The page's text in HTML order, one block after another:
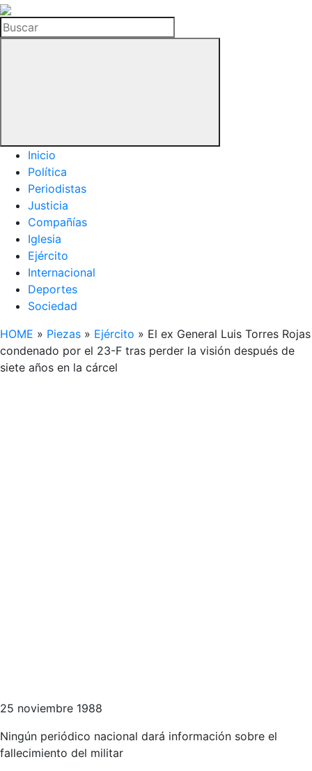
La
Hemeroteca
del
Buscar
Inicio
Política
Periodistas
Justicia
Compañías
Iglesia
Ejército
Internacional
Deportes
Sociedad
HOME » Piezas » Ejército » El ex General Luis Torres Rojas
condenado por el 23-F tras perder la visión después de
siete años en la cárcel
25 noviembre 1988
Ningún periódico nacional dará información sobre el
fallecimiento del militar